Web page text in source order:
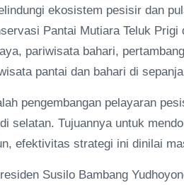
ekosistem pesisir dan
Pantai Mutiara Teluk Prigi
pariwisata bahari,
pantai dan bahari di
pengembangan pelayaran
selatan. Tujuannya untuk
efektivitas strategi ini dinilai
Susilo Bambang